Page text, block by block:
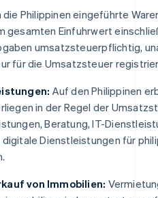
die Philippinen eingeführte
gesamten Einfuhrwert
umsatzsteuerpflichtig,
für die Umsatzsteuer
Auf den Philippinen
in der Regel der
Beratung, IT-
digitale Dienstleistungen für
von Immobilien: